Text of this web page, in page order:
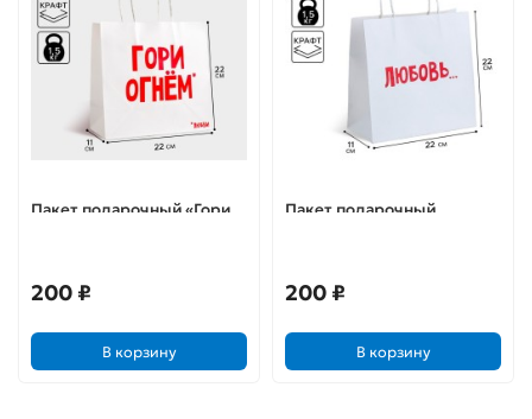
Пакет подарочный «Гори
200 ₽
В корзину
Пакет подарочный
200 ₽
В корзину